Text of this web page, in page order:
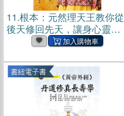
11.根本：元然理天王教你從
後天修回先天，讓身心靈達
至真善美境界(電子書)
書紐電子書